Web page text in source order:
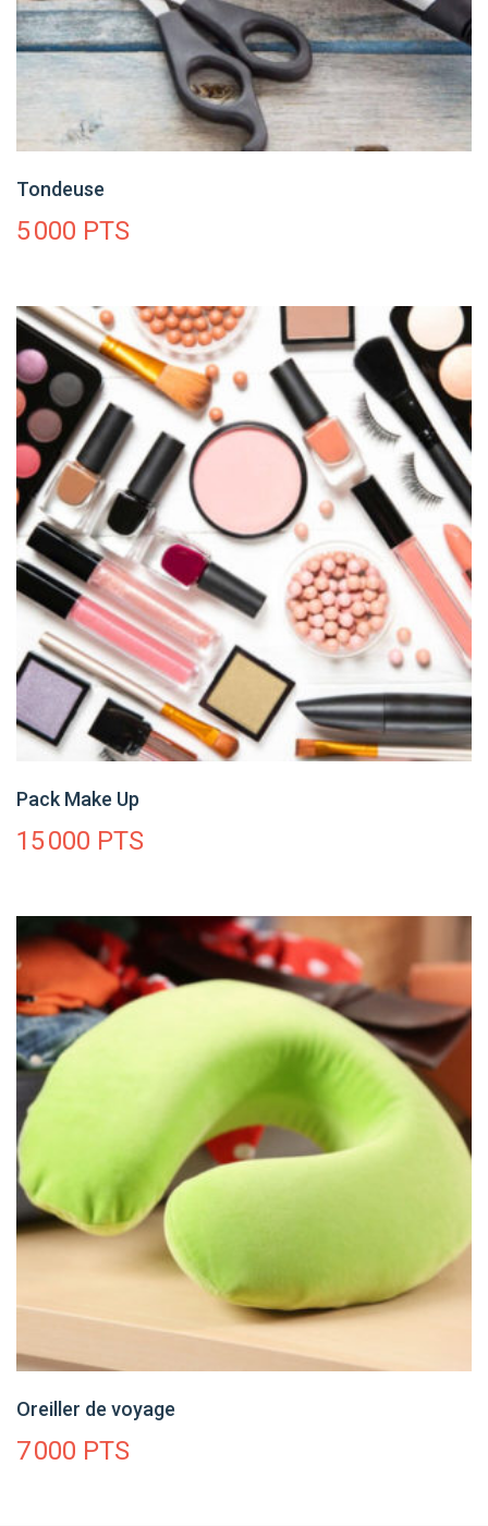
Tondeuse
5 000 PTS
Pack Make Up
15 000 PTS
Oreiller de voyage
7 000 PTS